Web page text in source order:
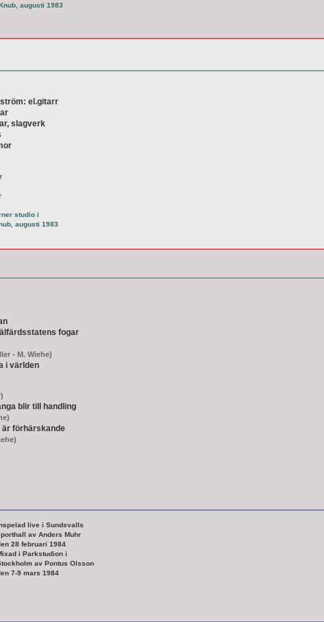
augusti 1983
el.gitarr
slagverk
studio i
augusti 1983
fogar
- M. Wiehe)
i världen
blir till handling
är förhärskande
live i Sundsvalls
av Anders Muhr
28 februari 1984
i Parkstudion i
av Pontus Olsson
7-9 mars 1984